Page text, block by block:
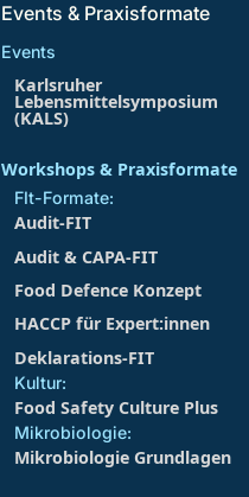
Events & Praxisformate
Events
Karlsruher
Lebensmittelsymposium
(KALS)
Workshops & Praxisformate
FIt-Formate:
Audit-FIT
Audit & CAPA-FIT
Food Defence Konzept
HACCP für Expert:innen
Deklarations-FIT
Kultur:
Food Safety Culture Plus
Mikrobiologie:
Mikrobiologie Grundlagen